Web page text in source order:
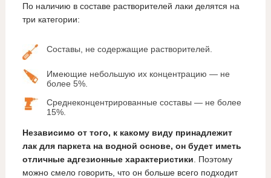
По наличию в составе растворителей лаки делятся на
три категории:
Составы, не содержащие растворителей.
Имеющие небольшую их концентрацию — не
более 5%.
Среднеконцентрированные составы — не более
15%.
Независимо от того, к какому виду принадлежит
лак для паркета на водной основе, он будет иметь
отличные адгезионные характеристики . Поэтому
можно смело говорить, что он больше всего подходит